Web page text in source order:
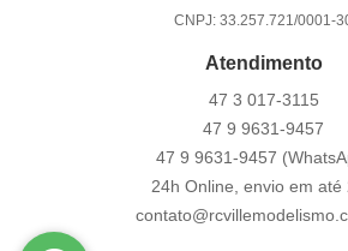
CNPJ: 33.257.721/0001-
Atendimento
47 3 017-3115
47 9 9631-9457
47 9 9631-9457
24h Online, envio em até